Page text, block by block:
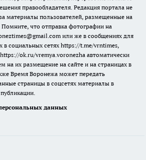
правообладателя. Редакция портала не
материалы пользователей, размещенные на
Помните, что отправка фотографии на
или же в сообщениях для
в социальных сетях https://t.me/vrntimes,
https://ok.ru/vremya.voronezha автоматически
на их размещение на сайте и на страницах в
Время Воронежа может передать
страницы в соцсетях материалы в
данных